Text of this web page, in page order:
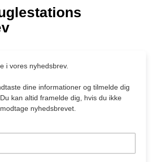
i vores nyhedsbrev.
dine informationer og tilmelde dig
kan altid framelde dig, hvis du ikke
nyhedsbrevet.